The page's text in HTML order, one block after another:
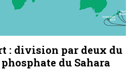
: division par deux du
du Sahara